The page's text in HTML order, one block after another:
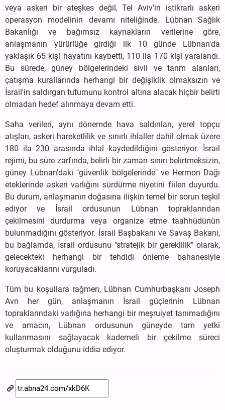
veya askeri bir ateşkes değil, Tel Aviv'in istikrarlı askeri
operasyon modelinin devamı niteliğinde. Lübnan Sağlık
Bakanlığı ve bağımsız kaynakların verilerine göre,
anlaşmanın yürürlüğe girdiği ilk 10 günde Lübnan'da
yaklaşık 65 kişi hayatını kaybetti, 110 ila 170 kişi yaralandı.
Bu sürede, güney bölgelerindeki sivil ve tarım alanları,
çatışma kurallarında herhangi bir değişiklik olmaksızın ve
İsrail'in saldırgan tutumunu kontrol altına alacak hiçbir belirti
olmadan hedef alınmaya devam etti.
Saha verileri, aynı dönemde hava saldırıları, yerel topçu
atışları, askeri hareketlilik ve sınırlı ihlaller dahil olmak üzere
180 ila 230 arasında ihlal kaydedildiğini gösteriyor. İsrail
rejimi, bu süre zarfında, belirli bir zaman sınırı belirtmeksizin,
güney Lübnan'daki "güvenlik bölgelerinde" ve Hermon Dağı
eteklerinde askeri varlığını sürdürme niyetini fiilen duyurdu.
Bu durum, anlaşmanın doğasına ilişkin temel bir sorun teşkil
ediyor ve İsrail ordusunun Lübnan topraklarından
çekilmesini durdurma veya organize etme taahhüdünün
bulunmadığını gösteriyor. İsrail Başbakanı ve Savaş Bakanı,
bu bağlamda, İsrail ordusunu "stratejik bir gereklilik" olarak,
gelecekteki herhangi bir tehdidi önleme bahanesiyle
koruyacaklarını vurguladı.
Tüm bu koşullara rağmen, Lübnan Cumhurbaşkanı Joseph
Avn her gün, anlaşmanın İsrail güçlerinin Lübnan
topraklarındaki varlığına herhangi bir meşruiyet tanımadığını
ve amacın, Lübnan ordusunun güneyde tam yetki
kullanmasını sağlayacak kademeli bir çekilme süreci
oluşturmak olduğunu iddia ediyor.